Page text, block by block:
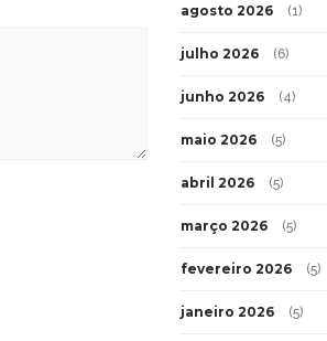
agosto 2026 (1)
julho 2026 (6)
junho 2026 (4)
maio 2026 (5)
abril 2026 (5)
março 2026 (5)
fevereiro 2026 (5)
janeiro 2026 (5)